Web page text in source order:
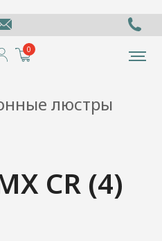
0
люстры
CR (4)